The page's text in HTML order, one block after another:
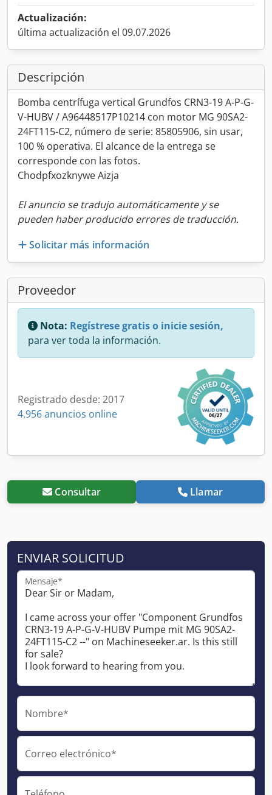
Actualización:
última actualización el 09.07.2026
Descripción
Bomba centrífuga vertical Grundfos CRN3-19 A-P-G-
V-HUBV / A96448517P10214 con motor MG 90SA2-
24FT115-C2, número de serie: 85805906, sin usar,
100 % operativa. El alcance de la entrega se
corresponde con las fotos.
Chodpfxozknywe Aizja
El anuncio se tradujo automáticamente y se
pueden haber producido errores de traducción.
Solicitar más información
Proveedor
Nota: Regístrese gratis o inicie sesión,
para ver toda la información.
Registrado desde: 2017
4.956 anuncios online
Consultar Llamar
ENVIAR SOLICITUD
Mensaje*
Nombre*
Correo electrónico*